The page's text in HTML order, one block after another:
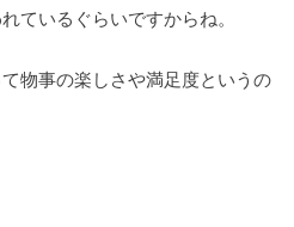
ているぐらいですからね。
物事の楽しさや満足度というの